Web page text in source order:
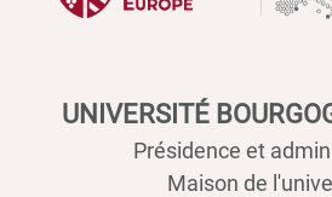
UNIVERSITÉ
Présidence et
Maison de